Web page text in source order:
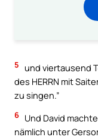
5 und viertausend
des HERRN mit
zu singen.”
6 Und David
nämlich unter